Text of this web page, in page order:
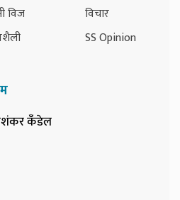
विज
विचार
SS Opinion
कँडेल